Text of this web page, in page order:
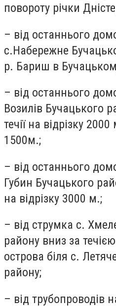
повороту річки
– від останнього
с.Набережне
р. Бариш в
– від останнього
Возилів Бучацького
течії на відрізку
1500м.;
– від останнього
Губин Бучацького
на відрізку 3000 м.;
– від струмка с.
району вниз за
острова біля с.
району;
– від трубопроводів